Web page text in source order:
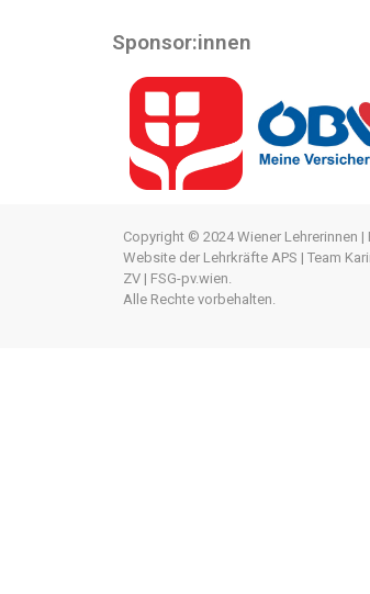
Sponsor:innen
Copyright © 2024 Wiener Lehrerinnen |
Website der Lehrkräfte APS | Team
ZV | FSG-pv.wien.
Alle Rechte vorbehalten.